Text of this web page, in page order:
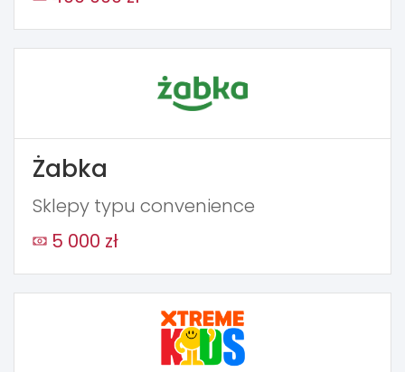
Żabka
Sklepy typu convenience
5 000 zł